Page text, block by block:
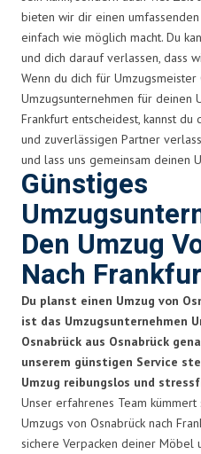
bieten wir dir einen
einfach wie möglich macht. Du
und dich darauf verlassen, dass
Wenn du dich für
Umzugsunternehmen für deinen
Frankfurt entscheidest, kannst
und zuverlässigen Partner
und lass uns gemeinsam deinen
Günstiges
Den Umzug
Nach
Du planst einen Umzug von
ist das Umzugsunternehmen
Osnabrück aus Osnabrück
unserem günstigen Service
Umzug reibungslos und
Unser erfahrenes Team
Umzugs von Osnabrück nach
sichere Verpacken deiner Möbel